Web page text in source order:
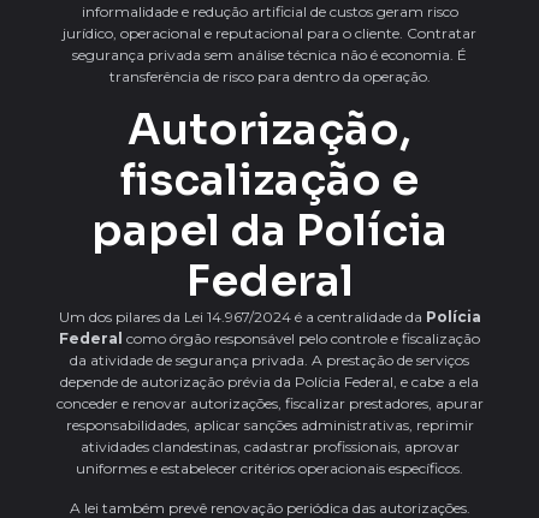
informalidade e redução artificial de custos geram risco
jurídico, operacional e reputacional para o cliente. Contratar
segurança privada sem análise técnica não é economia. É
transferência de risco para dentro da operação.
Autorização,
fiscalização e
papel da Polícia
Federal
Um dos pilares da Lei 14.967/2024 é a centralidade da Polícia
Federal como órgão responsável pelo controle e fiscalização
da atividade de segurança privada. A prestação de serviços
depende de autorização prévia da Polícia Federal, e cabe a ela
conceder e renovar autorizações, fiscalizar prestadores, apurar
responsabilidades, aplicar sanções administrativas, reprimir
atividades clandestinas, cadastrar profissionais, aprovar
uniformes e estabelecer critérios operacionais específicos.
A lei também prevê renovação periódica das autorizações.